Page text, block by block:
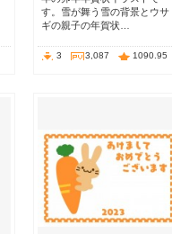
す。雪が舞う雪の背景とウサ
ギの親子の年賀状…
3 3,087 1090.95